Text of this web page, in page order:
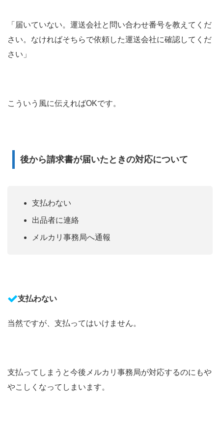
「届いていない。運送会社と問い合わせ番号を教えてくだ
さい。なければそちらで依頼した運送会社に確認してくだ
さい」
こういう風に伝えればOKです。
後から請求書が届いたときの対応について
支払わない
出品者に連絡
メルカリ事務局へ通報
支払わない
当然ですが、支払ってはいけません。
支払ってしまうと今後メルカリ事務局が対応するのにもや
やこしくなってしまいます。